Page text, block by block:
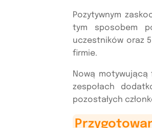
Pozytywnym
tym sposobem
uczestników oraz
firmie.
Nową motywującą
zespołach
pozostałych